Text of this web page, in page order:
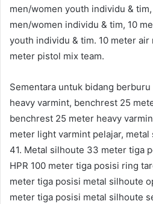
men/women youth individu &
men/women individu & tim, 10
youth individu & tim. 10 meter
meter pistol mix team.
Sementara untuk bidang
heavy varmint, benchrest 25
benchrest 25 meter heavy
meter light varmint pelajar,
41. Metal silhoute 33 meter tiga
HPR 100 meter tiga posisi ring
meter tiga posisi metal silhoute
meter tiga posisi metal silhoute